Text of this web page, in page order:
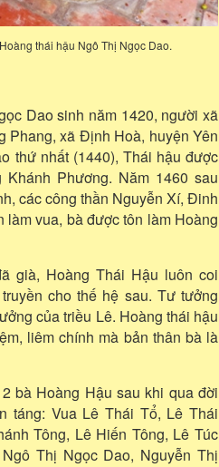
thái hậu Ngô Thị Ngọc Dao.
Dao sinh năm 1420, người xã
Phang, xã Định Hoà, huyện Yên
thứ nhất (1440), Thái hậu được
Phương. Năm 1460 sau
các công thần Nguyễn Xí, Đinh
vua, bà được tôn làm Hoàng
già, Hoàng Thái Hậu luôn coi
cho thế hệ sau. Tư tưởng
của triều Lê. Hoàng thái hậu
liêm chính mà bản thân bà là
bà Hoàng Hậu sau khi qua đời
táng: Vua Lê Thái Tổ, Lê Thái
Tông, Lê Hiến Tông, Lê Túc
Thị Ngọc Dao, Nguyễn Thị